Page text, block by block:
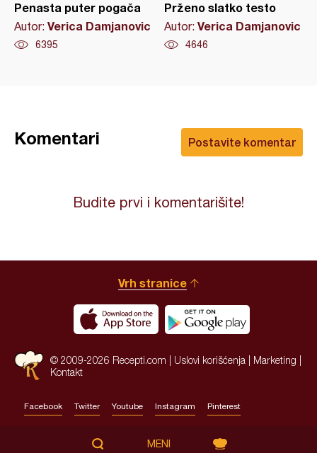
Penasta puter pogača
Autor: Verica Damjanovic
6395
Prženo slatko testo
Autor: Verica Damjanovic
4646
Postavite komentar
Komentari
Budite prvi i komentarišite!
Vrh stranice
© 2009-2026 Recepti.com | Uslovi korišćenja Marketing
Kontakt
Facebook Twitter Youtube Instagram Pinterest